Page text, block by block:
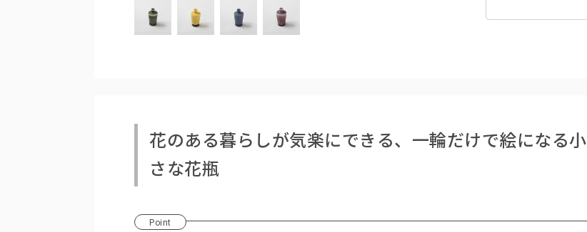
花のある暮らしが気楽にできる、一輪だけで絵になる小
さな花瓶
Point